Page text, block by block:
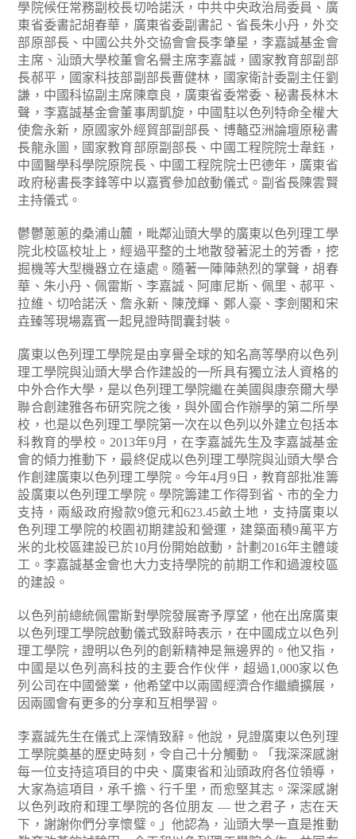
學院候任常務副校長切哈諾沃，中共中央政治局委員、廣
東省委書記胡春華，廣東省委副書記、省長朱小丹，外交
部原部長、中國公共外交協會會長李肇星，李嘉誠基金會
主席、汕頭大學校董會名譽主席李嘉誠，國家教育部副部
長郝平，國家科技部副部長曹健林，國家衛計委副主任劉
謙，中國科協副主席陳章良，廣東省委常委、秘書長林木
聲，李嘉誠基金會董事周凱旋，中國駐以色列特命全權大
使詹永新，原國家外經貿部副部長、博鼇亞洲論壇原秘書
長龍永圖，國家教育部原副部長、中國工程院院士韋鈺，
中國醫學科學院原院長、中國工程院院士巴德年，廣東省
政府秘書長李鋒等中以嘉賓參加啟動儀式。副省長陳雲賢
主持儀式。
鬱鬱蔥蔥的桑浦山麓，毗鄰汕頭大學的廣東以色列理工學
院北校區校址上，經過平整的土地散發著泥土的芳香，挖
掘機等大型機器立在遠處。隨著一陣陣熱烈的掌聲，胡春
華、朱小丹、佩雷斯、李嘉誠、阿庫尼斯、佩里、郝平、
拉維、切哈諾沃、詹永新、陳茂輝、鄭人豪、李劍閣和宋
垚臻等現場嘉賓一起見證時間囊封裝。
廣東以色列理工學院是由享譽全球的知名高等學府以色列
理工學院與汕頭大學合作建設的一所具有獨立法人資格的
中外合作大學，是以色列理工學院繼在美國與康奈爾大學
聯合創建雅各布研究院之後，與外國合作辦學的第二所學
校，也是以色列理工學院第一次在以色列以外建立包括本
科教育的學校。2013年9月，在李嘉誠先生及李嘉誠基金
會的傾力推動下，最終促成以色列理工學院與汕頭大學合
作創建廣東以色列理工學院。今年4月9日，教育部批准籌
設廣東以色列理工學院。學院籌建工作得到省、市的全力
支持，兩級政府撥款9億元和623.45畝土地，支持廣東以
色列理工學院的校園初期建設和營運，建築面積9萬平方
米的北校區建設已於10月份開始啟動，計劃2016年主體竣
工。李嘉誠基金會也大力支持學院的前期工作和過渡校區
的建設。
以色列前總統佩雷斯對學院發展寄予厚望，他在出席廣東
以色列理工學院啟動儀式致辭時表示，在中國成立以色列
理工學院，證明以色列的創新精神是無邊界的。他又指，
中國是以色列高科技的主要合作伙伴，超過1,000家以色
列公司在中國營業，他希望中以兩國經濟合作繼續擴展，
因兩國會有更多的分享和互相學習。
李嘉誠先生在儀式上深情致辭。他說，見證廣東以色列理
工學院奠基的歷史時刻，令自己十分觸動。「我深深感謝
每一位支持這項目的中央、廣東省和汕頭政府各位領導，
大家為這項目，承千擔、行千里，而愈堅其志。深深感謝
以色列政府和理工學院的各位朋友 — 世之君子，志在天
下，謝謝你們分享懷璧。」他認為，汕頭大學一直是推動